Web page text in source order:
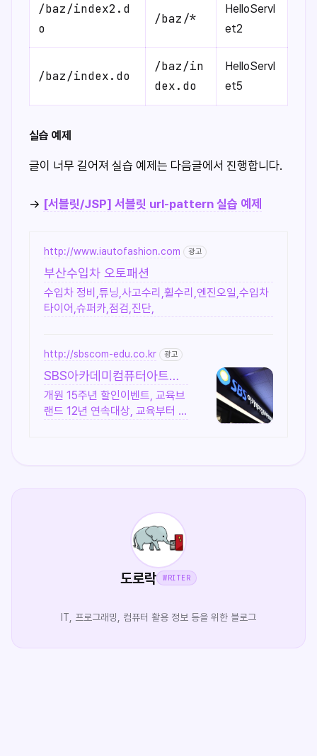
/baz/index2.d
o
/baz/*
HelloServl
et2
/baz/index.do
/baz/in
dex.do
HelloServl
et5
실습 예제
글이 너무 길어져 실습 예제는 다음글에서 진행합니다.
→ [서블릿/JSP] 서블릿 url-pattern 실습 예제
http://www.iautofashion.com 광고
부산수입차 오토패션
수입차 정비,튜닝,사고수리,휠수리,엔진오일,수입차
타이어,슈퍼카,점검,진단,
http://sbscom-edu.co.kr 광고
SBS아카데미컴퓨터아트박
진수
개원 15주년 할인이벤트, 교육브
랜드 12년 연속대상, 교육부터 취
도로락 WRITER
IT, 프로그래밍, 컴퓨터 활용 정보 등을 위한 블로그